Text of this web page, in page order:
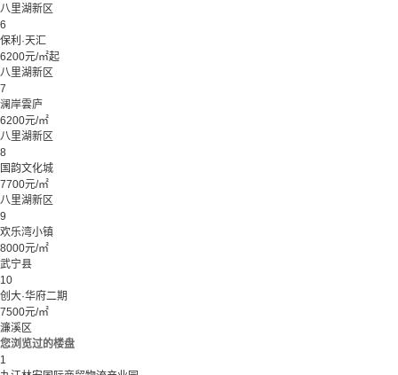
八里湖新区
6
保利·天汇
6200元/㎡起
八里湖新区
7
澜岸雲庐
6200元/㎡
八里湖新区
8
国韵文化城
7700元/㎡
八里湖新区
9
欢乐湾小镇
8000元/㎡
武宁县
10
创大·华府二期
7500元/㎡
濂溪区
您浏览过的楼盘
1